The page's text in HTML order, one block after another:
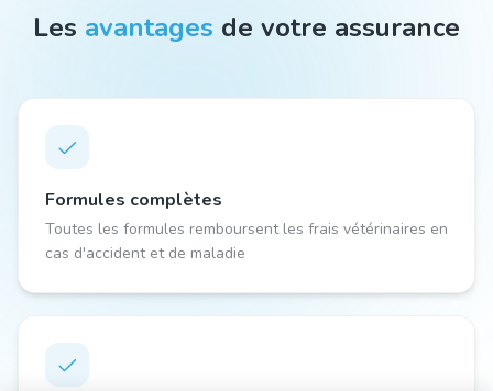
Les avantages de votre assurance
Formules complètes
Toutes les formules remboursent les frais vétérinaires en
cas d'accident et de maladie